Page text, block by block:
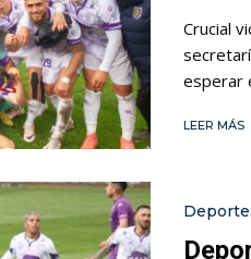
Crucial
esperar
LEER MÁS